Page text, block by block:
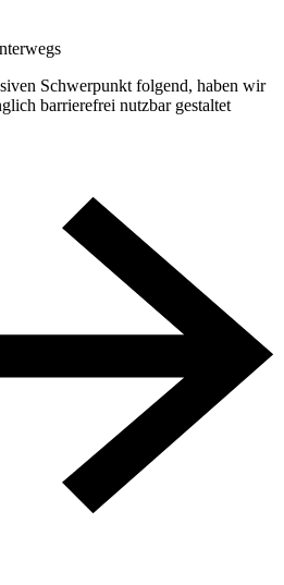
Schwerpunkt folgend, haben wir
barrierefrei nutzbar gestaltet